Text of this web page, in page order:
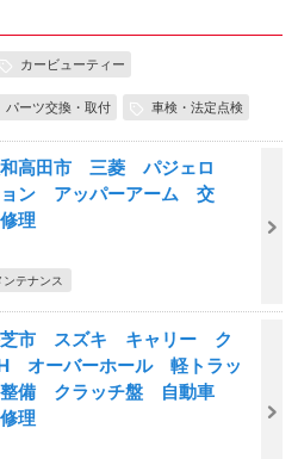
カービューティー
パーツ交換・取付 車検・法定点検
高田市 三菱 パジェロ
ョン アッパーアーム 交
理
テナンス
市 スズキ キャリー ク
オーバーホール 軽トラッ
備 クラッチ盤 自動車
理